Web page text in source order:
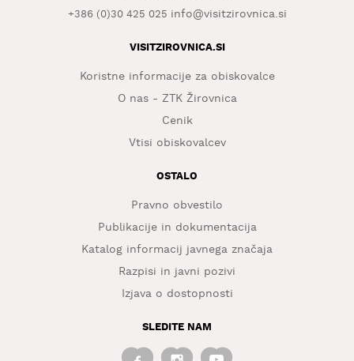
+386 (0)30 425 025 info@visitzirovnica.si
VISITZIROVNICA.SI
Koristne informacije za obiskovalce
O nas - ZTK Žirovnica
Cenik
Vtisi obiskovalcev
OSTALO
Pravno obvestilo
Publikacije in dokumentacija
Katalog informacij javnega značaja
Razpisi in javni pozivi
Izjava o dostopnosti
SLEDITE NAM